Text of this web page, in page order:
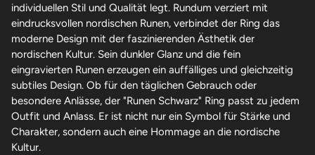
individuellen Stil und Qualität legt. Rundum verziert mit
eindrucksvollen nordischen Runen, verbindet der Ring das
moderne Design mit der faszinierenden Ästhetik der
nordischen Kultur. Sein dunkler Glanz und die fein
eingravierten Runen erzeugen ein auffälliges und gleichzeitig
subtiles Design. Ob für den täglichen Gebrauch oder
besondere Anlässe, der "Runen Schwarz" Ring passt zu jedem
Outfit und Anlass. Er ist nicht nur ein Symbol für Stärke und
Charakter, sondern auch eine Hommage an die nordische
Kultur.